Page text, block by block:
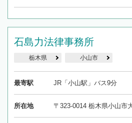
石島力法律事務所
栃木県 小山市
最寄駅 JR「小山駅」バス9分
所在地 〒323-0014 栃木県小山市